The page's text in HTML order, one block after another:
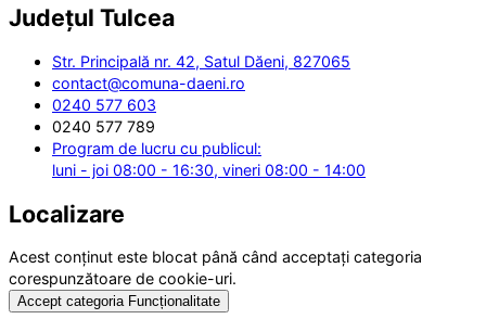
Județul Tulcea
Str. Principală nr. 42, Satul Dăeni, 827065
contact@comuna-daeni.ro
0240 577 603
0240 577 789
Program de lucru cu publicul:
luni - joi 08:00 - 16:30, vineri 08:00 - 14:00
Localizare
Acest conținut este blocat până când acceptați categoria
corespunzătoare de cookie-uri.
Accept categoria Funcționalitate